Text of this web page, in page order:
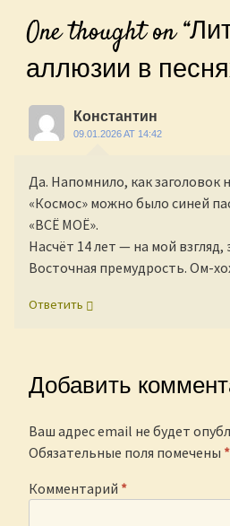
One thought on “
аллюзии в
Константин
09.01.2026 AT 14:42
Да. Напомнило, как заголовок
«Космос» можно было синей
«ВСЁ МОЁ».
Насчёт 14 лет — на мой взгляд,
Восточная премудрость. Ом-
Ответить
Добавить
Ваш адрес email не будет
Обязательные поля помечены *
Комментарий *